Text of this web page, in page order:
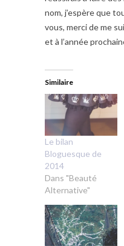
nom, j’espère que
vous, merci de me
et à l’année
Similaire
Le bilan
Bloguesque de
2014
Dans "Beauté
Alternative"